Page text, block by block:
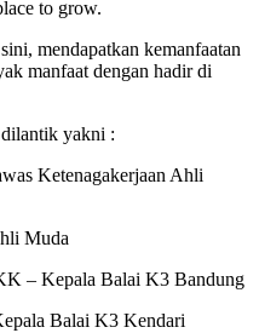
to grow.
mendapatkan kemanfaatan
manfaat dengan hadir di
yakni :
Ketenagakerjaan Ahli
Muda
– Kepala Balai K3 Bandung
Balai K3 Kendari